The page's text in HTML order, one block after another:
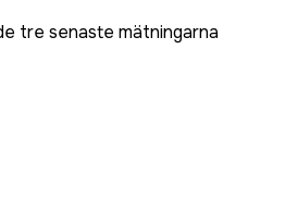
tre senaste mätningarna